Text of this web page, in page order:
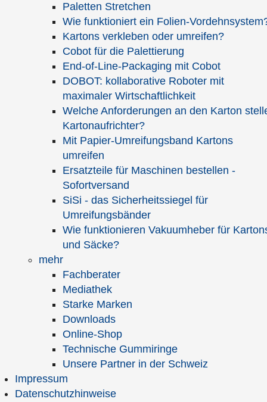
Paletten Stretchen
Wie funktioniert ein Folien-
Kartons verkleben oder umreifen?
Cobot für die Palettierung
End-of-Line-Packaging mit Cobot
DOBOT: kollaborative Roboter mit
maximaler Wirtschaftlichkeit
Welche Anforderungen an den Karton
Kartonaufrichter?
Mit Papier-Umreifungsband Kartons
umreifen
Ersatzteile für Maschinen bestellen -
Sofortversand
SiSi - das Sicherheitssiegel für
Umreifungsbänder
Wie funktionieren Vakuumheber für
und Säcke?
mehr
Fachberater
Mediathek
Starke Marken
Downloads
Online-Shop
Technische Gummiringe
Unsere Partner in der Schweiz
Impressum
Datenschutzhinweise
Vor- und Nachname*
* Geben Sie bitte entweder Ihre Telefonnummer oder Ihre E-Mail-
Adresse an, damit wir Sie kontaktieren können.
Ihre Mitteilung
Bitte beachten Sie, dass im Mitteilungsfeld keine Hyperlinks
(http: / https: / ftp: / www.) zugelassen sind.
Noch
Spamschutz*
Lösen Sie bitte folgende Rechenaufgabe und schreiben Sie das
Ergebnis in das nachfolgende Eingabefeld: